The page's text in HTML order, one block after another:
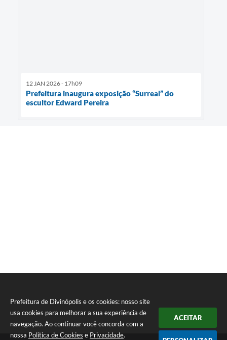
Prefeitura de Divinópolis e os cookies: nosso site
usa cookies para melhorar a sua experiência de
navegação. Ao continuar você concorda com a
nossa Política de Cookies e Privacidade.
ACEITAR
12 JAN 2026 - 17h09
Prefeitura inaugura exposição “Surreal” do
escultor Edward Pereira